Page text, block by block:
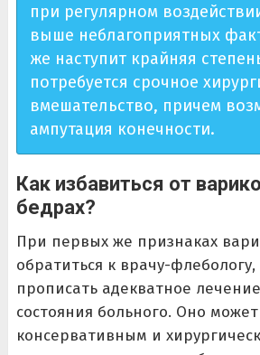
при регулярном
выше неблагоприятных
же наступит крайняя
потребуется срочное
вмешательство, причем
ампутация конечности.
Как избавиться от
бедрах?
При первых же признаках
обратиться к врачу-
прописать адекватное
состояния больного. Оно
консервативным и